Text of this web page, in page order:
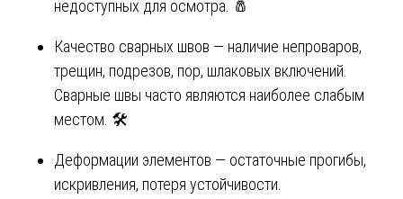
недоступных для осмотра. 🧂
Качество сварных швов — наличие непроваров,
трещин, подрезов, пор, шлаковых включений.
Сварные швы часто являются наиболее слабым
местом. 🛠️
Деформации элементов — остаточные прогибы,
искривления, потеря устойчивости.